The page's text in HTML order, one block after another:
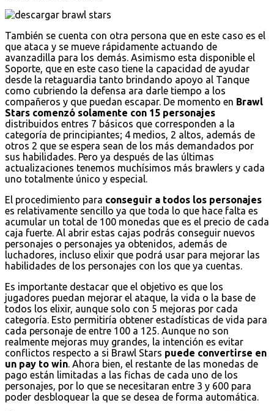
También se cuenta con otra persona que en este caso es el
que ataca y se mueve rápidamente actuando de
avanzadilla para los demás. Asimismo esta disponible el
Soporte, que en este caso tiene la capacidad de ayudar
desde la retaguardia tanto brindando apoyo al Tanque
como cubriendo la defensa ara darle tiempo a los
compañeros y que puedan escapar. De momento en Brawl
Stars comenzó solamente con 15 personajes
distribuidos entres 7 básicos que corresponden a la
categoría de principiantes; 4 medios, 2 altos, además de
otros 2 que se espera sean de los más demandados por
sus habilidades. Pero ya después de las últimas
actualizaciones tenemos muchísimos más brawlers y cada
uno totalmente único y especial.
El procedimiento para conseguir a todos los personajes
es relativamente sencillo ya que toda lo que hace falta es
acumular un total de 100 monedas que es el precio de cada
caja fuerte. Al abrir estas cajas podrás conseguir nuevos
personajes o personajes ya obtenidos, además de
luchadores, incluso elixir que podrá usar para mejorar las
habilidades de los personajes con los que ya cuentas.
Es importante destacar que el objetivo es que los
jugadores puedan mejorar el ataque, la vida o la base de
todos los elixir, aunque solo con 5 mejoras por cada
categoría. Esto permitiría obtener estadísticas de vida para
cada personaje de entre 100 a 125. Aunque no son
realmente mejoras muy grandes, la intención es evitar
conflictos respecto a si Brawl Stars puede convertirse en
un pay to win . Ahora bien, el restante de las monedas de
pago están limitadas a las fichas de cada uno de los
personajes, por lo que se necesitaran entre 3 y 600 para
poder desbloquear la que se desea de forma automática.